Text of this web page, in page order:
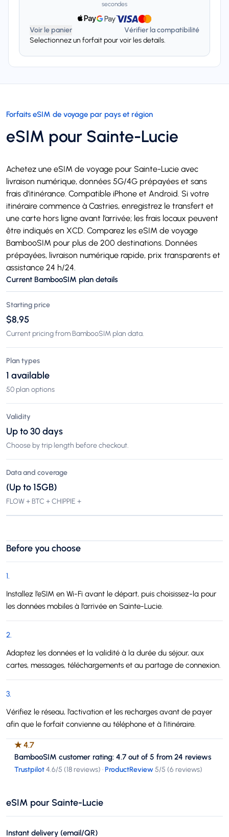
secondes
Voir le panier
Vérifier la compatibilité
Selectionnez un forfait pour voir les details.
Forfaits eSIM de voyage par pays et région
eSIM pour Sainte-Lucie
Achetez une eSIM de voyage pour Sainte-Lucie avec
livraison numérique, données 5G/4G prépayées et sans
frais d’itinérance. Compatible iPhone et Android. Si votre
itinéraire commence à Castries, enregistrez le transfert et
une carte hors ligne avant l’arrivée; les frais locaux peuvent
être indiqués en XCD. Comparez les eSIM de voyage
BambooSIM pour plus de 200 destinations. Données
prépayées, livraison numérique rapide, prix transparents et
assistance 24 h/24.
Current BambooSIM plan details
Starting price
$8,95
Current pricing from BambooSIM plan data.
Plan types
1 available
50 plan options
Validity
Up to 30 days
Choose by trip length before checkout.
Data and coverage
(Up to 15GB)
FLOW + BTC + CHIPPIE +
Before you choose
1.
Installez l’eSIM en Wi-Fi avant le départ, puis choisissez-la pour
les données mobiles à l’arrivée en Sainte-Lucie.
2.
Adaptez les données et la validité à la durée du séjour, aux
cartes, messages, téléchargements et au partage de connexion.
3.
Vérifiez le réseau, l’activation et les recharges avant de payer
afin que le forfait convienne au téléphone et à l’itinéraire.
★4.7
BambooSIM customer rating: 4.7 out of 5 from 24 reviews
Trustpilot4.6/5 (18 reviews) ·ProductReview5/5 (6 reviews)
eSIM pour Sainte-Lucie
Instant delivery (email/QR)